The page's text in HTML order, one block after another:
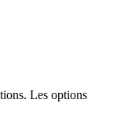
Les options